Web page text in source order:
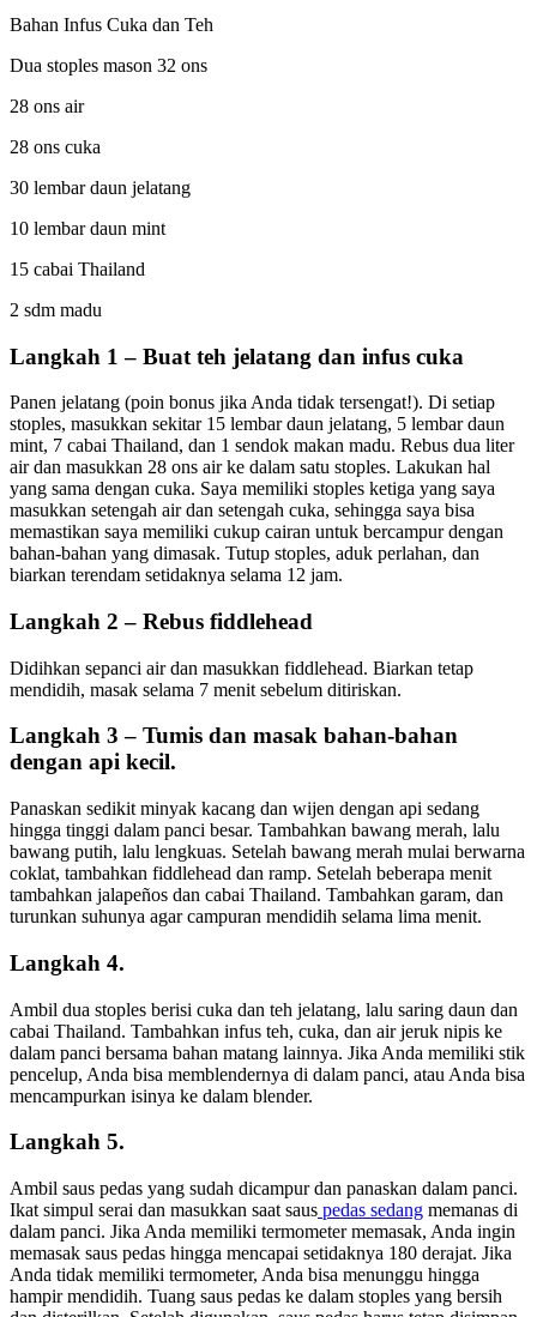
Bahan Infus Cuka dan Teh
Dua stoples mason 32 ons
28 ons air
28 ons cuka
30 lembar daun jelatang
10 lembar daun mint
15 cabai Thailand
2 sdm madu
Langkah 1 – Buat teh jelatang dan infus cuka
Panen jelatang (poin bonus jika Anda tidak tersengat!). Di setiap
stoples, masukkan sekitar 15 lembar daun jelatang, 5 lembar daun
mint, 7 cabai Thailand, dan 1 sendok makan madu. Rebus dua liter
air dan masukkan 28 ons air ke dalam satu stoples. Lakukan hal
yang sama dengan cuka. Saya memiliki stoples ketiga yang saya
masukkan setengah air dan setengah cuka, sehingga saya bisa
memastikan saya memiliki cukup cairan untuk bercampur dengan
bahan-bahan yang dimasak. Tutup stoples, aduk perlahan, dan
biarkan terendam setidaknya selama 12 jam.
Langkah 2 – Rebus fiddlehead
Didihkan sepanci air dan masukkan fiddlehead. Biarkan tetap
mendidih, masak selama 7 menit sebelum ditiriskan.
Langkah 3 – Tumis dan masak bahan-bahan
dengan api kecil.
Panaskan sedikit minyak kacang dan wijen dengan api sedang
hingga tinggi dalam panci besar. Tambahkan bawang merah, lalu
bawang putih, lalu lengkuas. Setelah bawang merah mulai berwarna
coklat, tambahkan fiddlehead dan ramp. Setelah beberapa menit
tambahkan jalapeños dan cabai Thailand. Tambahkan garam, dan
turunkan suhunya agar campuran mendidih selama lima menit.
Langkah 4.
Ambil dua stoples berisi cuka dan teh jelatang, lalu saring daun dan
cabai Thailand. Tambahkan infus teh, cuka, dan air jeruk nipis ke
dalam panci bersama bahan matang lainnya. Jika Anda memiliki stik
pencelup, Anda bisa memblendernya di dalam panci, atau Anda bisa
mencampurkan isinya ke dalam blender.
Langkah 5.
Ambil saus pedas yang sudah dicampur dan panaskan dalam panci.
Ikat simpul serai dan masukkan saat saus pedas sedang memanas di
dalam panci. Jika Anda memiliki termometer memasak, Anda ingin
memasak saus pedas hingga mencapai setidaknya 180 derajat. Jika
Anda tidak memiliki termometer, Anda bisa menunggu hingga
hampir mendidih. Tuang saus pedas ke dalam stoples yang bersih